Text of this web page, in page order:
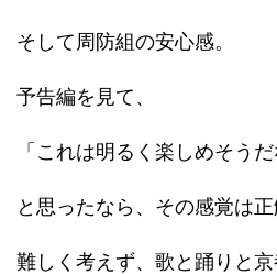
そして周防組の安心感。
予告編を見て、
「これは明るく楽しめそうだ
と思ったなら、その感覚は正
難しく考えず、歌と踊りと